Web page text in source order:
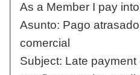
As a Member I pay
Asunto: Pago
comercial
Subject: Late